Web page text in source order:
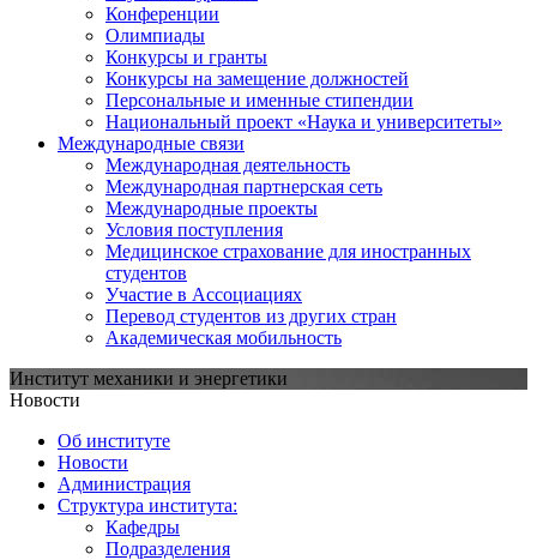
Конференции
Олимпиады
Конкурсы и гранты
Конкурсы на замещение должностей
Персональные и именные стипендии
Национальный проект «Наука и университеты»
Международные связи
Международная деятельность
Международная партнерская сеть
Международные проекты
Условия поступления
Медицинское страхование для иностранных
студентов
Участие в Ассоциациях
Перевод студентов из других стран
Академическая мобильность
Институт механики и энергетики
Новости
Об институте
Новости
Администрация
Структура института:
Кафедры
Подразделения